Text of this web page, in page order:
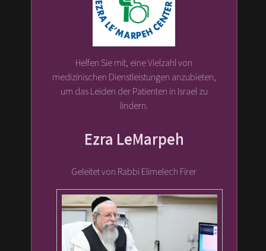
Helfen Sie mit, eine Vielzahl von
medizinischen Dienstleistungen anzubieten,
um das Leiden der Patienten in Israel zu
lindern.
Ezra LeMarpeh
Geleitet von Rabbi Elimelech Firer